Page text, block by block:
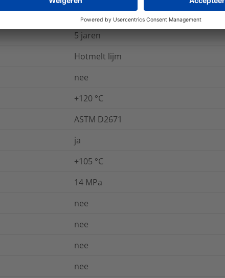
ja
5 jaren
Hotmelt lijm
nee
+120 °C
ASTM D2671
ja
+105 °C
14 MPa
nee
nee
nee
nee